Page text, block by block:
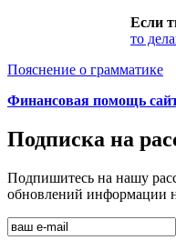
Если
то
Пояснение о грамматике
Финансовая помощь
Подписка на
Подпишитесь на нашу
обновлений информации